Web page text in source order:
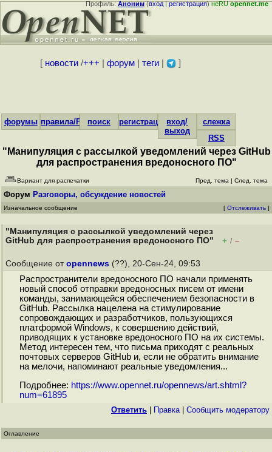
Профиль:Аноним(вход|регистрация)неRUopennet.me
[ новости/+++ форум| теги| ]
форумы правила/FAQпоиск регистрациявход/
выход
слежка
RSS
"Манипуляция с рассылкой уведомлений через GitHub
для распространения вредоносного ПО"
Вариант для распечатки Пред. тема | След. тема
Форум Разговоры, обсуждение новостей
Изначальное сообщение [ Отслеживать ]
"Манипуляция с рассылкой уведомлений через
GitHub для распространения вредоносного ПО"
+ / –
Сообщение от opennews (??), 20-Сен-24, 09:53
Распространители вредоносного ПО начали применять
новый способ отправки вредоносных писем от имени
команды, занимающейся обеспечением безопасности в
GitHub. Рассылка нацелена на стимулирование
сопровождающих и разработчиков, пользующихся
платформой Windows, к совершению действий,
приводящих к установке вредоносного ПО на их системы.
Метод интересен тем, что письма приходят с реальных
почтовых серверов GitHub и, если не обратить внимание
на мелочи, напоминают реальные уведомления...
Подробнее: https://www.opennet.ru/opennews/art.shtml?
num=61895
Ответить Правка| Cообщить модератору
Оглавление